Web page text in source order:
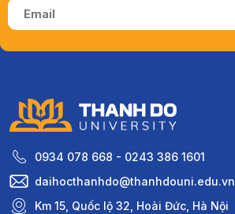
0934 078 668 - 0243 386 1601
daihocthanhdo@thanhdouni.edu.vn
Km 15, Quốc lộ 32, Hoài Đức, Hà Nội